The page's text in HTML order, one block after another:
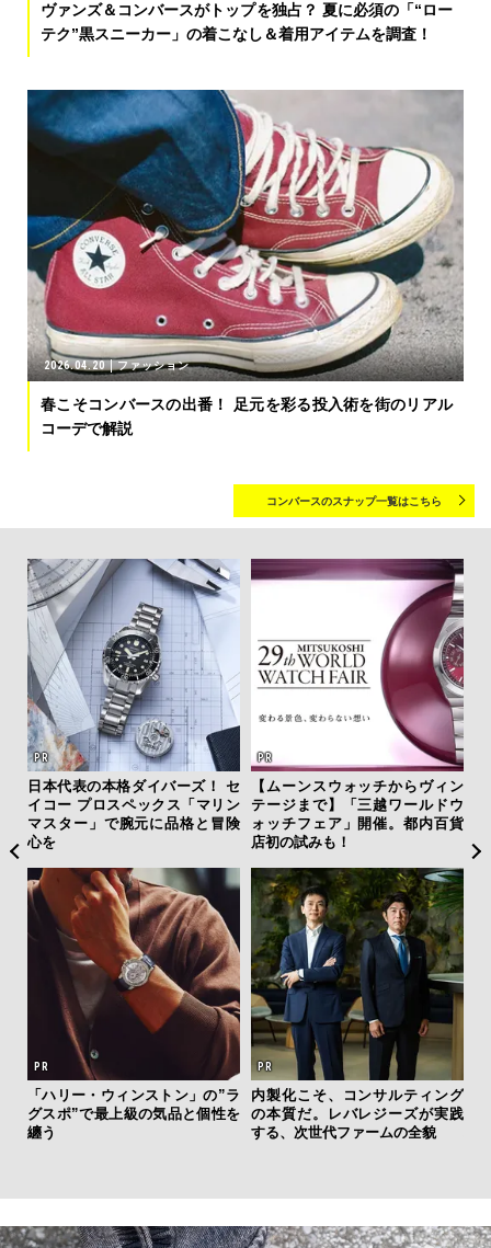
ヴァンズ＆コンバースがトップを独占？ 夏に必須の「“ロー
テク”黒スニーカー」の着こなし＆着用アイテムを調査！
2026.04.20 ファッション
春こそコンバースの出番！ 足元を彩る投入術を街のリアル
コーデで解説
コンバースのスナップ一覧はこちら
日本代表の本格ダイバーズ！ セ
イコー プロスペックス「マリン
マスター」で腕元に品格と冒険
心を
【ムーンスウォッチからヴィン
テージまで】「三越ワールドウ
ォッチフェア」開催。都内百貨
店初の試みも！
「ハリー・ウィンストン」の”ラ
グスポ”で最上級の気品と個性を
纏う
内製化こそ、コンサルティング
の本質だ。レバレジーズが実践
する、次世代ファームの全貌